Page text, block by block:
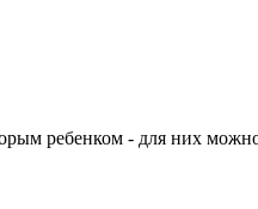
ребенком - для них